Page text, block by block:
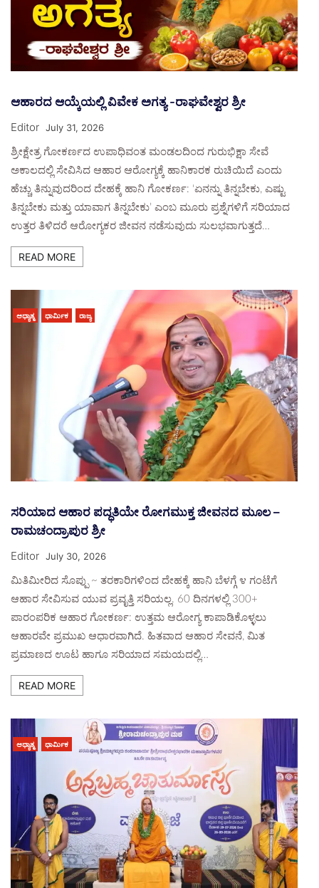
ಆಹಾರದ ಆಯ್ಕೆಯಲ್ಲಿ ವಿವೇಕ ಅಗತ್ಯ -ರಾಘವೇಶ್ವರ ಶ್ರೀ
Editor July 31, 2026
ಶ್ರೀಕ್ಷೇತ್ರ ಗೋಕರ್ಣದ ಉಪಾಧಿವಂತ ಮಂಡಲದಿಂದ ಗುರುಭಿಕ್ಷಾ ಸೇವೆ
ಅಕಾಲದಲ್ಲಿ ಸೇವಿಸಿದ ಆಹಾರ ಆರೋಗ್ಯಕ್ಕೆ ಹಾನಿಕಾರಕ ರುಚಿಯಿದೆ ಎಂದು
ಹೆಚ್ಚು ತಿನ್ನುವುದರಿಂದ ದೇಹಕ್ಕೆ ಹಾನಿ ಗೋಕರ್ಣ: ‘ಏನನ್ನು ತಿನ್ನಬೇಕು, ಎಷ್ಟು
ತಿನ್ನಬೇಕು ಮತ್ತು ಯಾವಾಗ ತಿನ್ನಬೇಕು’ ಎಂಬ ಮೂರು ಪ್ರಶ್ನೆಗಳಿಗೆ ಸರಿಯಾದ
ಉತ್ತರ ತಿಳಿದರೆ ಆರೋಗ್ಯಕರ ಜೀವನ ನಡೆಸುವುದು ಸುಲಭವಾಗುತ್ತದೆ…
READ MORE
ಆಧ್ಯಾತ್ಮ ಧಾರ್ಮಿಕ ರಾಜ್ಯ
ಸರಿಯಾದ ಆಹಾರ ಪದ್ಧತಿಯೇ ರೋಗಮುಕ್ತ ಜೀವನದ ಮೂಲ –
ರಾಮಚಂದ್ರಾಪುರ ಶ್ರೀ
Editor July 30, 2026
ಮಿತಿಮೀರಿದ ಸೊಪ್ಪು ~ ತರಕಾರಿಗಳಿಂದ ದೇಹಕ್ಕೆ ಹಾನಿ ಬೆಳಗ್ಗೆ ೪ ಗಂಟೆಗೆ
ಆಹಾರ ಸೇವಿಸುವ ಯುವ ಪ್ರವೃತ್ತಿ ಸರಿಯಲ್ಲ. 60 ದಿನಗಳಲ್ಲಿ 300+
ಪಾರಂಪರಿಕ ಆಹಾರ ಗೋಕರ್ಣ: ಉತ್ತಮ ಆರೋಗ್ಯ ಕಾಪಾಡಿಕೊಳ್ಳಲು
ಆಹಾರವೇ ಪ್ರಮುಖ ಆಧಾರವಾಗಿದೆ. ಹಿತವಾದ ಆಹಾರ ಸೇವನೆ, ಮಿತ
ಪ್ರಮಾಣದ ಊಟ ಹಾಗೂ ಸರಿಯಾದ ಸಮಯದಲ್ಲಿ…
READ MORE
ಆಧ್ಯಾತ್ಮ ಧಾರ್ಮಿಕ